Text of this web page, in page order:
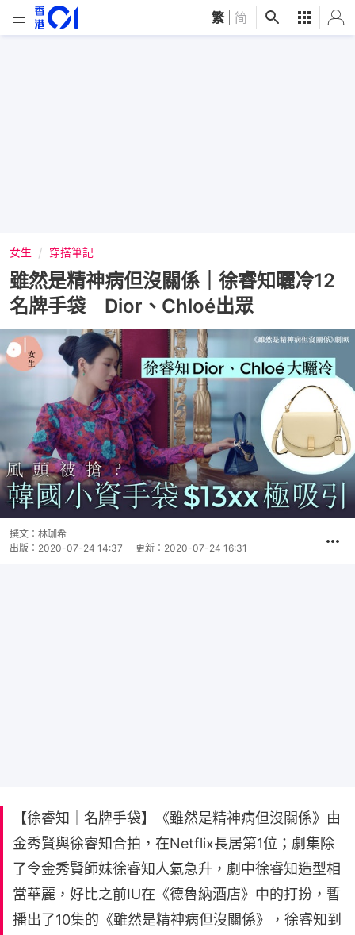
繁 简
女生 穿搭筆記
雖然是精神病但沒關係｜徐睿知曬冷12
名牌手袋 Dior、Chloé出眾
撰文： 林珈希
出版： 2020-07-24 14:37 更新： 2020-07-24 16:31
【徐睿知｜名牌手袋】《雖然是精神病但沒關係》由
金秀賢與徐睿知合拍，在Netflix長居第1位；劇集除
了令金秀賢師妹徐睿知人氣急升，劇中徐睿知造型相
當華麗，好比之前IU在《德魯納酒店》中的打扮，暫
播出了10集的《雖然是精神病但沒關係》，徐睿知到